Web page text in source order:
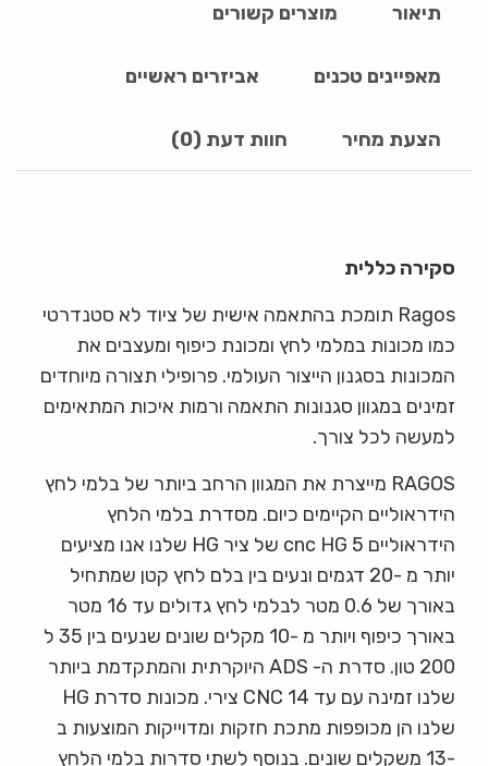
תיאור מוצרים קשורים
מאפיינים טכנים אביזרים ראשיים
הצעת מחיר חוות דעת (0)
סקירה כללית
Ragos תומכת בהתאמה אישית של ציוד לא סטנדרטי
כמו מכונות במלמי לחץ ומכונת כיפוף ומעצבים את
המכונות בסגנון הייצור העולמי. פרופילי תצורה מיוחדים
זמינים במגוון סגנונות התאמה ורמות איכות המתאימים
למעשה לכל צורך.
RAGOS מייצרת את המגוון הרחב ביותר של בלמי לחץ
הידראוליים הקיימים כיום. מסדרת בלמי הלחץ
הידראוליים cnc HG 5 של ציר HG שלנו אנו מציעים
יותר מ -20 דגמים ונעים בין בלם לחץ קטן שמתחיל
באורך של 0.6 מטר לבלמי לחץ גדולים עד 16 מטר
באורך כיפוף ויותר מ -10 מקלים שונים שנעים בין 35 ל
200 טון. סדרת ה- ADS היוקרתית והמתקדמת ביותר
שלנו זמינה עם עד 14 CNC צירי. מכונות סדרת HG
שלנו הן מכופפות מתכת חזקות ומדוייקות המוצעות ב
-13 משקלים שונים. בנוסף לשתי סדרות בלמי הלחץ